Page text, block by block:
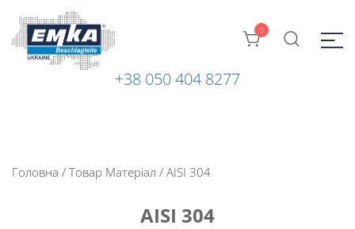
ЕМКА УКРАЇНА
Промислова фурнітура: замки, петлі та ін. від ТМ "EMKA
0
+38 050 404 8277
Головна / Товар Матеріал / AISI 304
AISI 304